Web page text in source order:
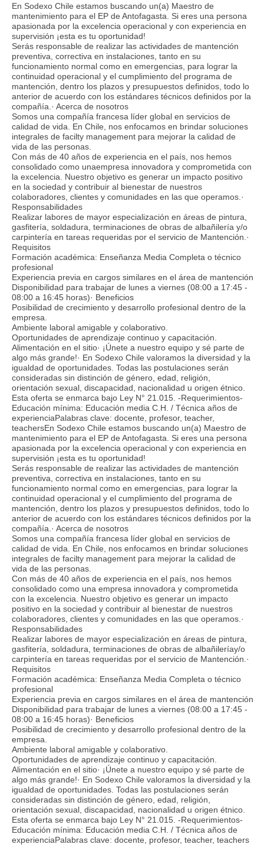
En Sodexo Chile estamos buscando un(a) Maestro de
mantenimiento para el EP de Antofagasta. Si eres una persona
apasionada por la excelencia operacional y con experiencia en
supervisión ¡esta es tu oportunidad!
Serás responsable de realizar las actividades de mantención
preventiva, correctiva en instalaciones, tanto en su
funcionamiento normal como en emergencias, para lograr la
continuidad operacional y el cumplimiento del programa de
mantención, dentro los plazos y presupuestos definidos, todo lo
anterior de acuerdo con los estándares técnicos definidos por la
compañía.· Acerca de nosotros
Somos una compañía francesa líder global en servicios de
calidad de vida. En Chile, nos enfocamos en brindar soluciones
integrales de facilty management para mejorar la calidad de
vida de las personas.
Con más de 40 años de experiencia en el país, nos hemos
consolidado como unaempresa innovadora y comprometida con
la excelencia. Nuestro objetivo es generar un impacto positivo
en la sociedad y contribuir al bienestar de nuestros
colaboradores, clientes y comunidades en las que operamos.·
Responsabilidades
Realizar labores de mayor especialización en áreas de pintura,
gasfitería, soldadura, terminaciones de obras de albañilería y/o
carpintería en tareas requeridas por el servicio de Mantención.·
Requisitos
Formación académica: Enseñanza Media Completa o técnico
profesional
Experiencia previa en cargos similares en el área de mantención
Disponibilidad para trabajar de lunes a viernes (08:00 a 17:45 -
08:00 a 16:45 horas)· Beneficios
Posibilidad de crecimiento y desarrollo profesional dentro de la
empresa.
Ambiente laboral amigable y colaborativo.
Oportunidades de aprendizaje continuo y capacitación.
Alimentación en el sitio· ¡Únete a nuestro equipo y sé parte de
algo más grande!· En Sodexo Chile valoramos la diversidad y la
igualdad de oportunidades. Todas las postulaciones serán
consideradas sin distinción de género, edad, religión,
orientación sexual, discapacidad, nacionalidad u origen étnico.
Esta oferta se enmarca bajo Ley N° 21.015. -Requerimientos-
Educación mínima: Educación media C.H. / Técnica años de
experienciaPalabras clave: docente, profesor, teacher,
teachersEn Sodexo Chile estamos buscando un(a) Maestro de
mantenimiento para el EP de Antofagasta. Si eres una persona
apasionada por la excelencia operacional y con experiencia en
supervisión ¡esta es tu oportunidad!
Serás responsable de realizar las actividades de mantención
preventiva, correctiva en instalaciones, tanto en su
funcionamiento normal como en emergencias, para lograr la
continuidad operacional y el cumplimiento del programa de
mantención, dentro los plazos y presupuestos definidos, todo lo
anterior de acuerdo con los estándares técnicos definidos por la
compañía.· Acerca de nosotros
Somos una compañía francesa líder global en servicios de
calidad de vida. En Chile, nos enfocamos en brindar soluciones
integrales de facilty management para mejorar la calidad de
vida de las personas.
Con más de 40 años de experiencia en el país, nos hemos
consolidado como una empresa innovadora y comprometida
con la excelencia. Nuestro objetivo es generar un impacto
positivo en la sociedad y contribuir al bienestar de nuestros
colaboradores, clientes y comunidades en las que operamos.·
Responsabilidades
Realizar labores de mayor especialización en áreas de pintura,
gasfitería, soldadura, terminaciones de obras de albañileríay/o
carpintería en tareas requeridas por el servicio de Mantención.·
Requisitos
Formación académica: Enseñanza Media Completa o técnico
profesional
Experiencia previa en cargos similares en el área de mantención
Disponibilidad para trabajar de lunes a viernes (08:00 a 17:45 -
08:00 a 16:45 horas)· Beneficios
Posibilidad de crecimiento y desarrollo profesional dentro de la
empresa.
Ambiente laboral amigable y colaborativo.
Oportunidades de aprendizaje continuo y capacitación.
Alimentación en el sitio· ¡Únete a nuestro equipo y sé parte de
algo más grande!· En Sodexo Chile valoramos la diversidad y la
igualdad de oportunidades. Todas las postulaciones serán
consideradas sin distinción de género, edad, religión,
orientación sexual, discapacidad, nacionalidad u origen étnico.
Esta oferta se enmarca bajo Ley N° 21.015. -Requerimientos-
Educación mínima: Educación media C.H. / Técnica años de
experienciaPalabras clave: docente, profesor, teacher, teachers